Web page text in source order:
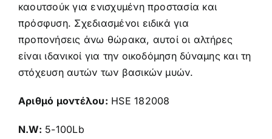
καουτσούκ για ενισχυμένη προστασία και
πρόσφυση. Σχεδιασμένοι ειδικά για
προπονήσεις άνω θώρακα, αυτοί οι αλτήρες
είναι ιδανικοί για την οικοδόμηση δύναμης και τη
στόχευση αυτών των βασικών μυών.
Αριθμό μοντέλου: HSE 182008
N.W: 5-100Lb